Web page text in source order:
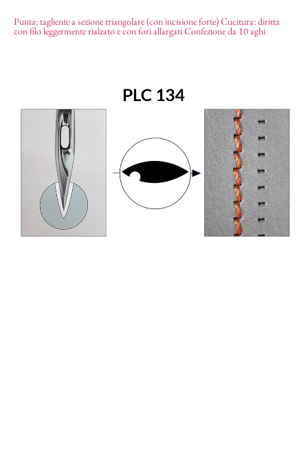
Aghi D 13435 4,58
Punta: tagliente a sezione triangolare (con incisione forte) Cucitura: diritta
con filo leggermente rialzato e con fori allargati Confezione da 10 aghi